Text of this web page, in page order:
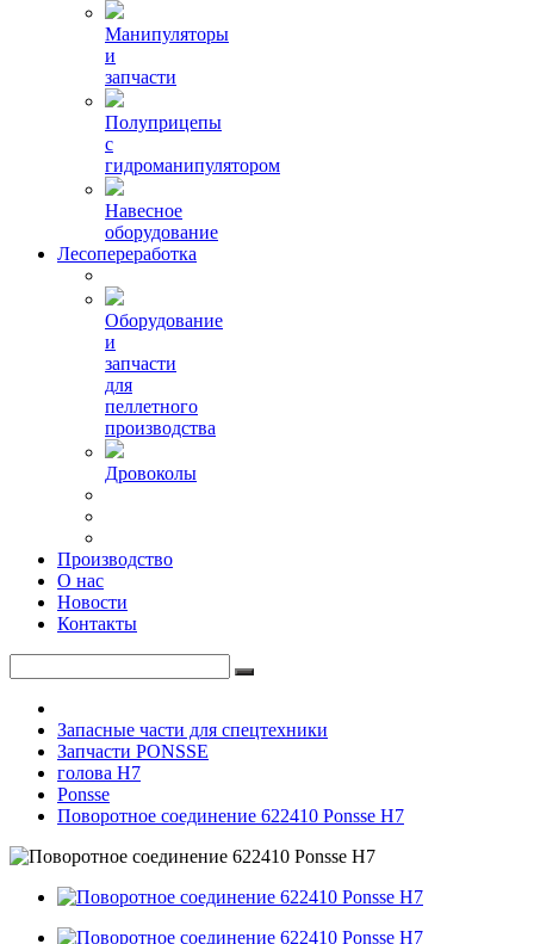
Манипуляторы
и
запчасти
Полуприцепы
с
гидроманипулятором
Навесное
оборудование
Лесопереработка
Оборудование
и
запчасти
для
пеллетного
производства
Дровоколы
Производство
О нас
Новости
Контакты
Запасные части для спецтехники
Запчасти PONSSE
голова H7
Ponsse
Поворотное соединение 622410 Ponsse H7